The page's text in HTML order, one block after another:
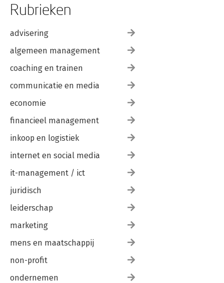
Rubrieken
advisering
algemeen management
coaching en trainen
communicatie en media
economie
financieel management
inkoop en logistiek
internet en social media
it-management / ict
juridisch
leiderschap
marketing
mens en maatschappij
non-profit
ondernemen